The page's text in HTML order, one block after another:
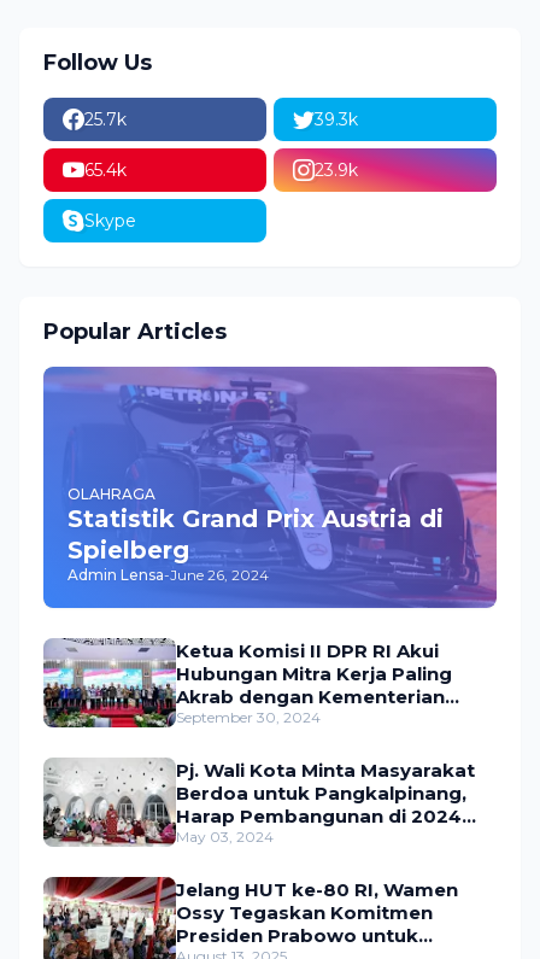
Follow Us
25.7k 39.3k
65.4k 23.9k
Skype
Popular Articles
OLAHRAGA
Statistik Grand Prix Austria di
Spielberg
Admin Lensa-June 26, 2024
Ketua Komisi II DPR RI Akui
Hubungan Mitra Kerja Paling
Akrab dengan Kementerian
ATR/BPN
September 30, 2024
Pj. Wali Kota Minta Masyarakat
Berdoa untuk Pangkalpinang,
Harap Pembangunan di 2024
Berjalan Lancar
May 03, 2024
Jelang HUT ke-80 RI, Wamen
Ossy Tegaskan Komitmen
Presiden Prabowo untuk